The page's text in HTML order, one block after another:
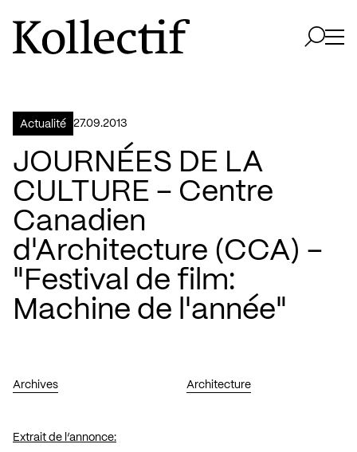
Aller à la page d'accueil
Logo Kollectif
Actualité 27.09.2013
JOURNÉES DE LA
CULTURE – Centre
Canadien
d'Architecture (CCA) –
"Festival de film:
Machine de l'année"
Archives Architecture
Extrait de l’annonce: